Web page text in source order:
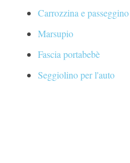
Carrozzina e passeggino
Marsupio
Fascia portabebè
Seggiolino per l'auto